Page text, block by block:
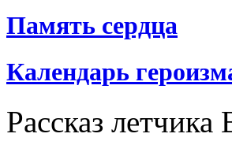
Память сердца
Календарь
Рассказ